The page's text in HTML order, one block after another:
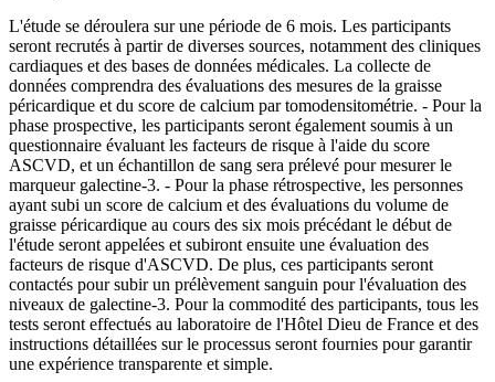
L'étude se déroulera sur une période de 6 mois. Les participants
seront recrutés à partir de diverses sources, notamment des cliniques
cardiaques et des bases de données médicales. La collecte de
données comprendra des évaluations des mesures de la graisse
péricardique et du score de calcium par tomodensitométrie. - Pour la
phase prospective, les participants seront également soumis à un
questionnaire évaluant les facteurs de risque à l'aide du score
ASCVD, et un échantillon de sang sera prélevé pour mesurer le
marqueur galectine-3. - Pour la phase rétrospective, les personnes
ayant subi un score de calcium et des évaluations du volume de
graisse péricardique au cours des six mois précédant le début de
l'étude seront appelées et subiront ensuite une évaluation des
facteurs de risque d'ASCVD. De plus, ces participants seront
contactés pour subir un prélèvement sanguin pour l'évaluation des
niveaux de galectine-3. Pour la commodité des participants, tous les
tests seront effectués au laboratoire de l'Hôtel Dieu de France et des
instructions détaillées sur le processus seront fournies pour garantir
une expérience transparente et simple.